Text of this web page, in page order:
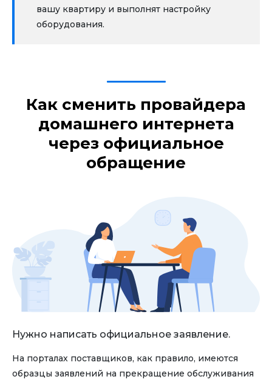
вашу квартиру и выполнят настройку
оборудования.
Как сменить провайдера
домашнего интернета
через официальное
обращение
Нужно написать официальное заявление.
На порталах поставщиков, как правило, имеются
образцы заявлений на прекращение обслуживания